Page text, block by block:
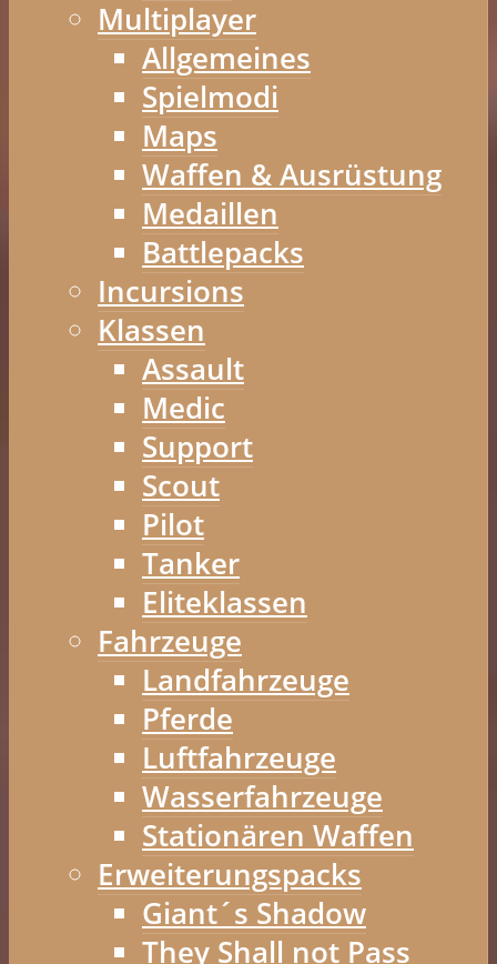
Multiplayer
Allgemeines
Spielmodi
Maps
Waffen & Ausrüstung
Medaillen
Battlepacks
Incursions
Klassen
Assault
Medic
Support
Scout
Pilot
Tanker
Eliteklassen
Fahrzeuge
Landfahrzeuge
Pferde
Luftfahrzeuge
Wasserfahrzeuge
Stationären Waffen
Erweiterungspacks
Giant´s Shadow
They Shall not Pass